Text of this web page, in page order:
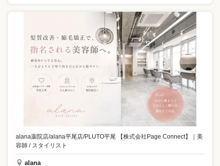
alana薬院店/alana平尾店/PLUTO平尾 【株式会社Page Connect】 ｜ 美
容師 / スタイリスト
alana